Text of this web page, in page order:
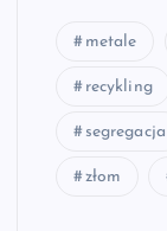
metale
recykling
segregacja
złom